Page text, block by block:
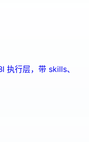
执行层，带 skills、